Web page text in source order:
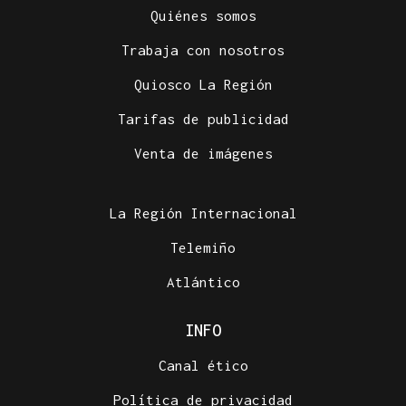
Quiénes somos
Trabaja con nosotros
Quiosco La Región
Tarifas de publicidad
Venta de imágenes
La Región Internacional
Telemiño
Atlántico
INFO
Canal ético
Política de privacidad